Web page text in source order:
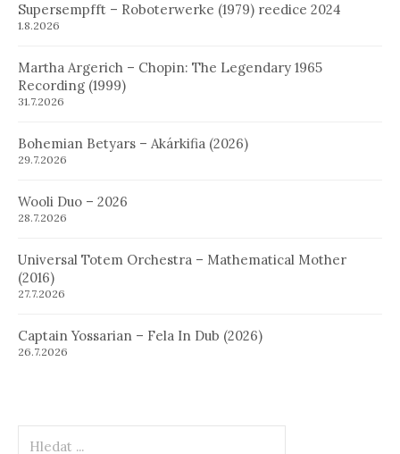
Supersempfft – Roboterwerke (1979) reedice 2024
1.8.2026
Martha Argerich – Chopin: The Legendary 1965
Recording (1999)
31.7.2026
Bohemian Betyars – Akárkifia (2026)
29.7.2026
Wooli Duo – 2026
28.7.2026
Universal Totem Orchestra – Mathematical Mother
(2016)
27.7.2026
Captain Yossarian – Fela In Dub (2026)
26.7.2026